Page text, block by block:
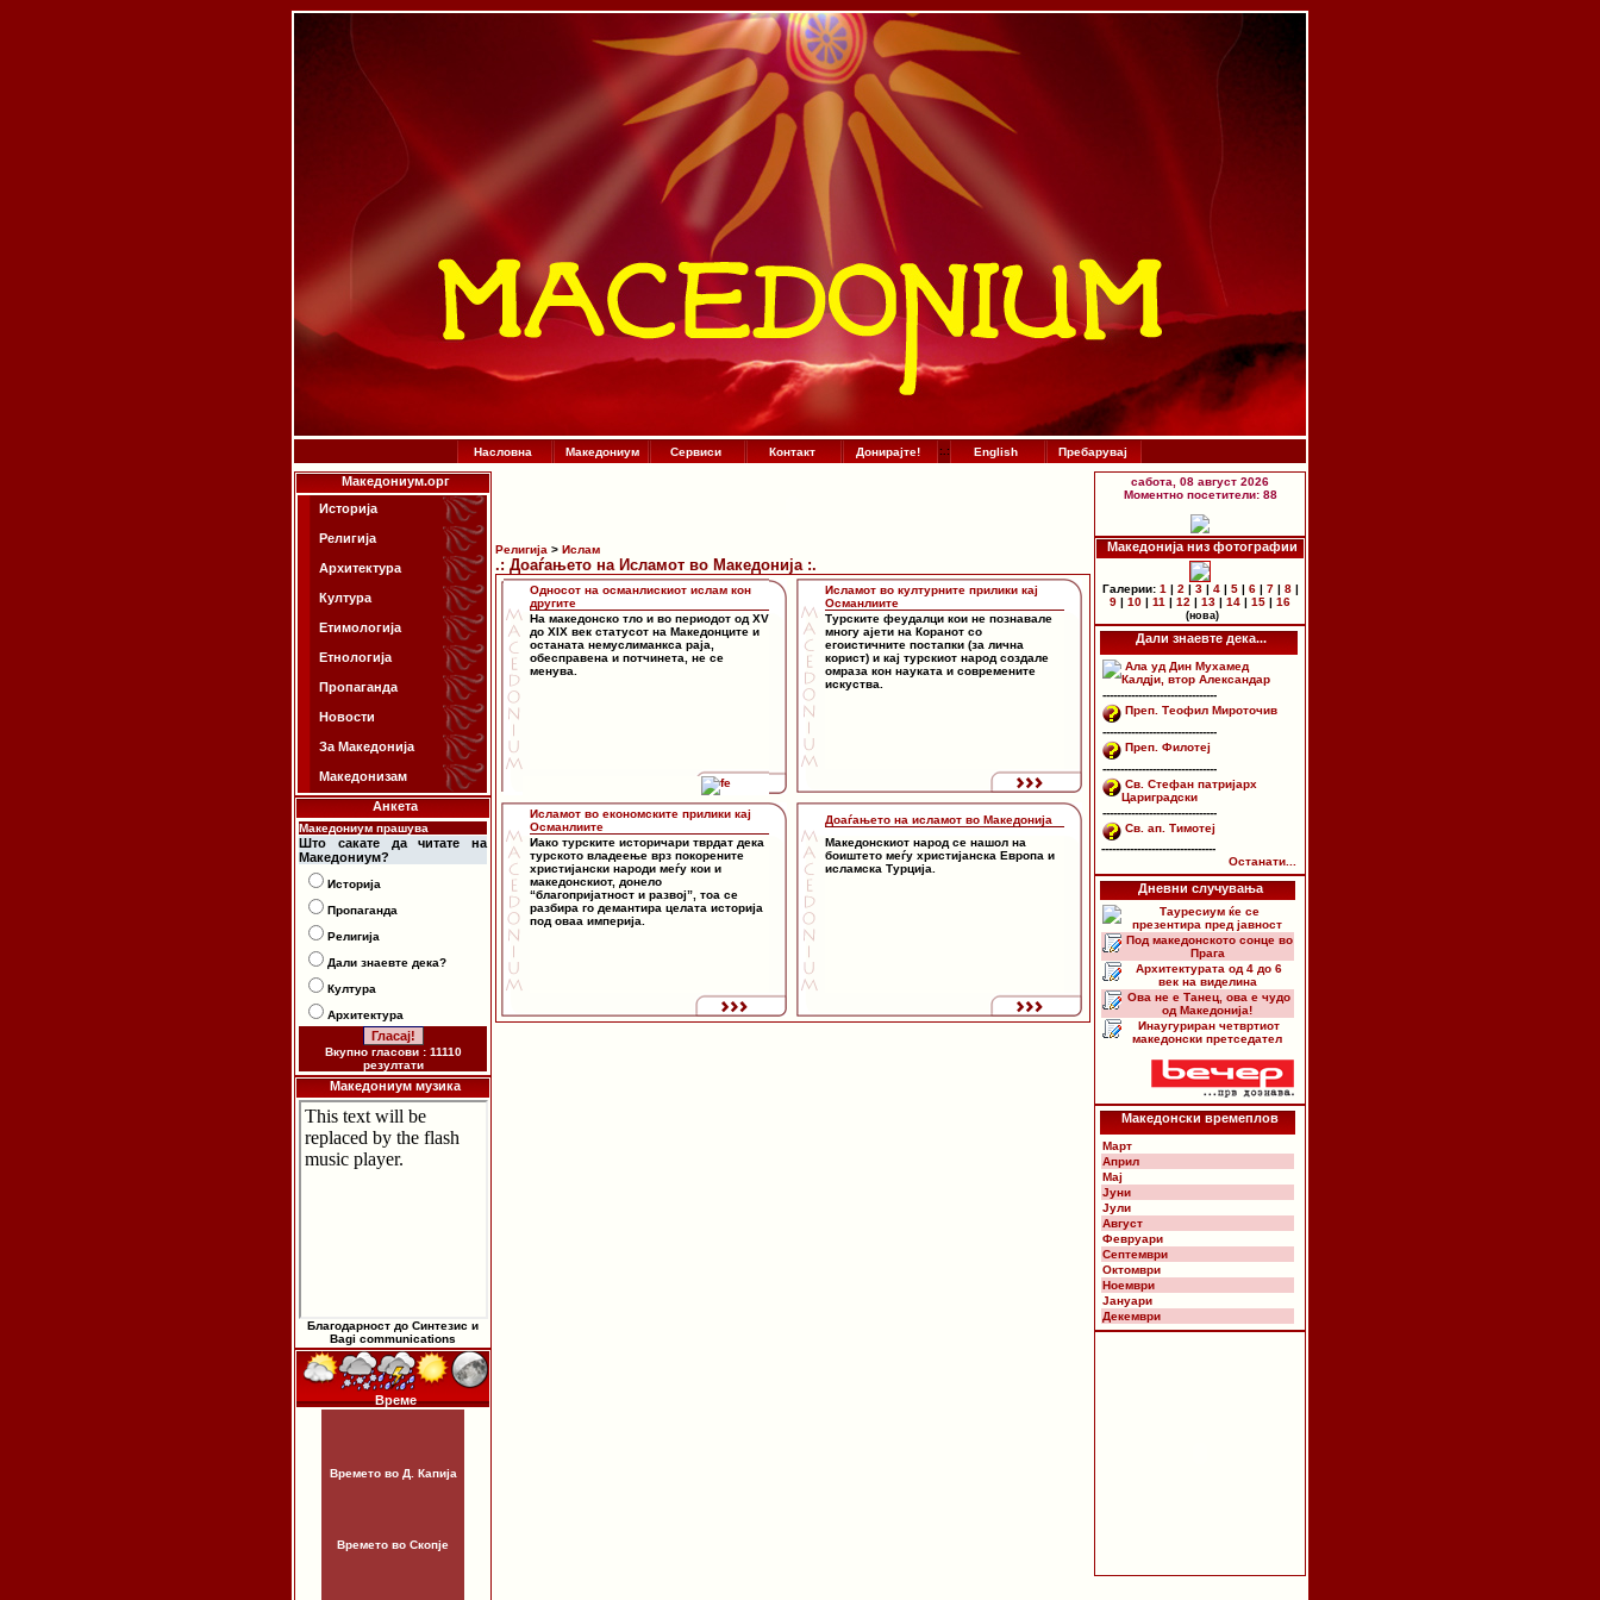
Насловна Македониум Сервиси Контакт Донирајте! :. : English Пребарувај
Македониум.орг
Историја
Религија
Архитектура
Култура
Етимологија
Етнологија
Пропаганда
Новости
За Македонија
Македонизам
Анкета
Македониум прашува
Што сакате да читате на
Македониум?
Историја
Пропаганда
Религија
Дали знаевте дека?
Култура
Архитектура
Вкупно гласови : 11110
резултати
Македониум музика
Благодарност до Синтезис и
Bagi communications
Време
Времето во Д. Капија
Времето во Скопје
Религија > Ислам
.: Доаѓањето на Исламот во Македонија :.
Односот на османлискиот ислам кон
другите
На македонско тло и во периодот од XV
до XIX век статусот на Македонците и
останата немуслиманкса раја,
обесправена и потчинета, не се
менува.
Исламот во културните прилики кај
Османлиите
Турските феудалци кои не познавале
многу ајети на Коранот со
егоистичните постапки (за лична
корист) и кај турскиот народ создале
омраза кон науката и современите
искуства.
Исламот во економските прилики кај
Османлиите
Иако турските историчари тврдат дека
турското владеење врз покорените
христијански народи меѓу кои и
македонскиот, донело
“благопријатност и развој”, тоа се
разбира го демантира целата историја
под оваа империја.
Доаѓањето на исламот во Македонија
Македонскиот народ се нашол на
боиштето меѓу христијанска Европа и
исламска Турција.
сабота, 08 август 2026
Моментно посетители: 88
Македонија низ фотографии
Галерии: 1 | 2 | 3| 4| 5| 6| 7| 8|
9 | 10 | 11 | 12 | 13 | 14 | 15 | 16
(нова)
Дали знаевте дека...
Ала уд Дин Мухамед
Калдји, втор Александар
--------------------------------
Преп. Теофил Мироточив
--------------------------------
Преп. Филотеј
--------------------------------
Св. Стефан патријарх
Цариградски
--------------------------------
Св. ап. Тимотеј
--------------------------------
Останати...
Дневни случувања
Тауресиум ќе се
презентира пред јавност
Под македонското сонце во
Прага
Архитектурата од 4 до 6
век на виделина
Ова не е Танец, ова е чудо
од Македонија!
Инаугуриран четвртиот
македонски претседател
Македонски времеплов
Март
Април
Мај
Јуни
Јули
Август
Февруари
Септември
Октомври
Ноември
Јануари
Декември